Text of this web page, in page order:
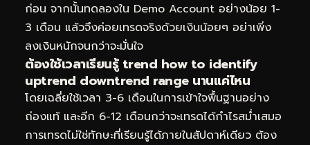
ก่อน จากนั้นทดลองใน Demo Account อย่างน้อย 1-
3 เดือน แล้วจึงค่อยเทรดจริงด้วยเงินน้อยๆ อย่าเพิ่ง
ลงเงินหนักจนกว่าจะมั่นใจ
ต้องใช้เวลาเรียนรู้ trend how to identify
uptrend downtrend range นานแค่ไหน
โดยเฉลี่ยใช้เวลา 3-6 เดือนในการเข้าใจพื้นฐานอย่าง
ถ่องแท้ และอีก 6-12 เดือนกว่าจะเทรดได้กำไรสม่ำเสมอ
การเทรดไม่ใช่ทักษะที่เรียนรู้ได้ภายในสัปดาห์เดียว ต้อง